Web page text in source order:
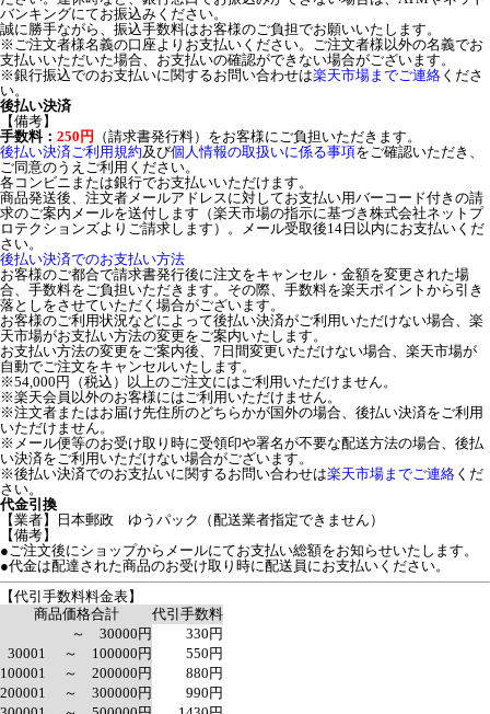
バンキングにてお振込みください。
誠に勝手ながら、振込手数料はお客様のご負担でお願いいたします。
※ご注文者様名義の口座よりお支払いください。ご注文者様以外の名義でお
支払いいただいた場合、お支払いの確認ができない場合がございます。
※銀行振込でのお支払いに関するお問い合わせは楽天市場までご連絡 くださ
い。
後払い決済
【備考】
手数料： 250円
（請求書発行料）をお客様にご負担いただきます。
後払い決済ご利用規約及び個人情報の取扱いに係る事項をご確認いただき、
ご同意のうえご利用ください。
各コンビニまたは銀行でお支払いいただけます。
商品発送後、注文者メールアドレスに対してお支払い用バーコード付きの請
求のご案内メールを送付します（楽天市場の指示に基づき株式会社ネットプ
ロテクションズよりご請求します）。メール受取後14日以内にお支払いくだ
さい。
後払い決済でのお支払い方法
お客様のご都合で請求書発行後に注文をキャンセル・金額を変更された場
合、手数料をご負担いただきます。その際、手数料を楽天ポイントから引き
落としをさせていただく場合がございます。
お客様のご利用状況などによって後払い決済がご利用いただけない場合、楽
天市場がお支払い方法の変更をご案内いたします。
お支払い方法の変更をご案内後、7日間変更いただけない場合、楽天市場が
自動でご注文をキャンセルいたします。
※54,000円（税込）以上のご注文にはご利用いただけません。
※楽天会員以外のお客様にはご利用いただけません。
※注文者またはお届け先住所のどちらかが国外の場合、後払い決済をご利用
いただけません。
※メール便等のお受け取り時に受領印や署名が不要な配送方法の場合、後払
い決済をご利用いただけない場合がございます。
※後払い決済でのお支払いに関するお問い合わせは楽天市場までご連絡 くだ
さい。
代金引換
【業者】日本郵政 ゆうパック（配送業者指定できません）
【備考】
●ご注文後にショップからメールにてお支払い総額をお知らせいたします。
●代金は配達された商品のお受け取り時に配送員にお支払いください。
【代引手数料料金表】
商品価格合計
代引手数料
～ 30000円
330円
30001 ～ 100000円
550円
100001 ～ 200000円
880円
200001 ～ 300000円
990円